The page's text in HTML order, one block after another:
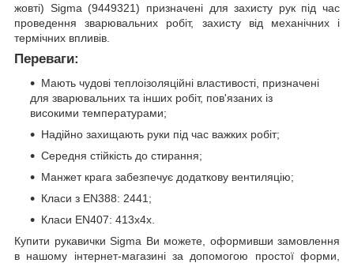
жовті) Sigma (9449321) призначені для захисту рук під час
проведення зварювальних робіт, захисту від механічних і
термічних впливів.
Переваги:
Мають чудові теплоізоляційні властивості, призначені
для зварювальних та інших робіт, пов'язаних із
високими температурами;
Надійно захищають руки під час важких робіт;
Середня стійкість до стирання;
Манжет крага забезпечує додаткову вентиляцію;
Класи з EN388: 2441;
Класи EN407: 413x4x.
Купити рукавички Sigma Ви можете, оформивши замовлення
в нашому інтернет-магазині за допомогою простої форми,